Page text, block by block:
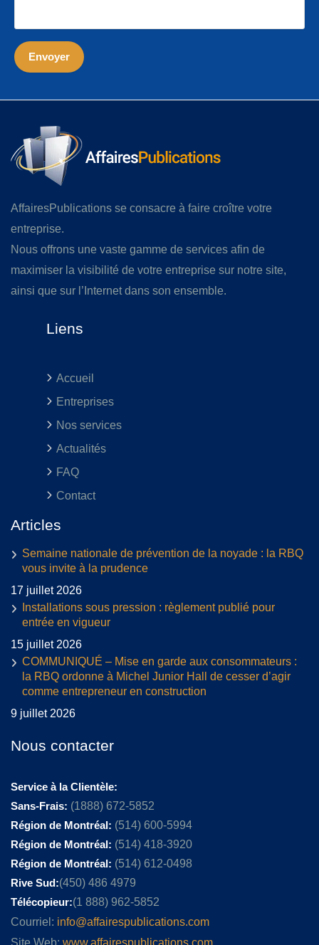
AffairesPublications se consacre à faire croître votre
entreprise.
Nous offrons une vaste gamme de services afin de
maximiser la visibilité de votre entreprise sur notre site,
ainsi que sur l’Internet dans son ensemble.
Liens
Accueil
Entreprises
Nos services
Actualités
FAQ
Contact
Articles
Semaine nationale de prévention de la noyade : la RBQ
vous invite à la prudence
17 juillet 2026
Installations sous pression : règlement publié pour
entrée en vigueur
15 juillet 2026
COMMUNIQUÉ – Mise en garde aux consommateurs :
la RBQ ordonne à Michel Junior Hall de cesser d’agir
comme entrepreneur en construction
9 juillet 2026
Nous contacter
Service à la Clientèle:
Sans-Frais: (1888) 672-5852
Région de Montréal: (514) 600-5994
Région de Montréal: (514) 418-3920
Région de Montréal: (514) 612-0498
Rive Sud:(450) 486 4979
Télécopieur:(1 888) 962-5852
Courriel: info@affairespublications.com
Site Web: www.affairespublications.com